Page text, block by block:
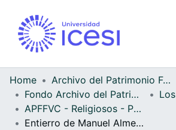
Home
Archivo del Patrimonio Fotográfico y Fílmico del Valle del Cauca
Fondo Archivo del Patrimonio Fotográfico y Fílmico del Valle del Cauca
APFFVC - Religiosos - Patrimonial
Entierro de Manuel Almeciga, 1973